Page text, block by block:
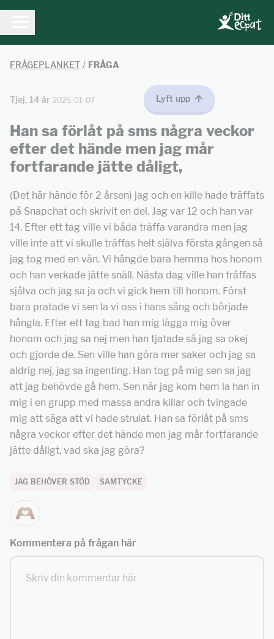
FRÅGEPLANKET / FRÅGA
Tjej, 14 år 2025-01-07 Lyft upp
Han sa förlåt på sms några veckor
efter det hände men jag mår
fortfarande jätte dåligt,
(Det här hände för 2 årsen) jag och en kille hade träffats
på Snapchat och skrivit en del. Jag var 12 och han var
14. Efter ett tag ville vi båda träffa varandra men jag
ville inte att vi skulle träffas helt själva första gången så
jag tog med en vän. Vi hängde bara hemma hos honom
och han verkade jätte snäll. Nästa dag ville han träffas
själva och jag sa ja och vi gick hem till honom. Först
bara pratade vi sen la vi oss i hans säng och började
hångla. Efter ett tag bad han mig lägga mig över
honom och jag sa nej men han tjatade så jag sa okej
och gjorde de. Sen ville han göra mer saker och jag sa
aldrig nej, jag sa ingenting. Han tog på mig sen sa jag
att jag behövde gå hem. Sen när jag kom hem la han in
mig i en grupp med massa andra killar och tvingade
mig att säga att vi hade strulat. Han sa förlåt på sms
några veckor efter det hände men jag mår fortfarande
jätte dåligt, vad ska jag göra?
JAG BEHÖVER STÖD SAMTYCKE
Kommentera på frågan här